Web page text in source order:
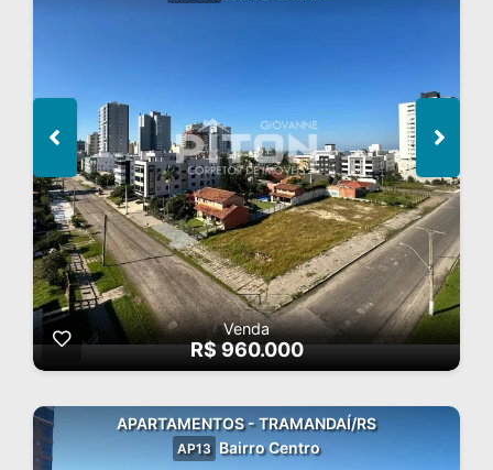
Venda
R$ 960.000
APARTAMENTOS - TRAMANDAÍ/RS
AP13 Bairro Centro